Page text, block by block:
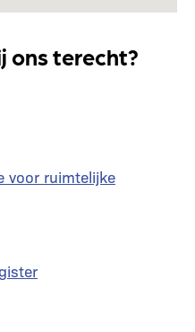
ons terecht?
voor ruimtelijke